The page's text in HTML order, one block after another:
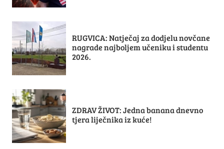
RUGVICA: Natječaj za dodjelu novčane
nagrade najboljem učeniku i studentu
2026.
ZDRAV ŽIVOT: Jedna banana dnevno
tjera liječnika iz kuće!